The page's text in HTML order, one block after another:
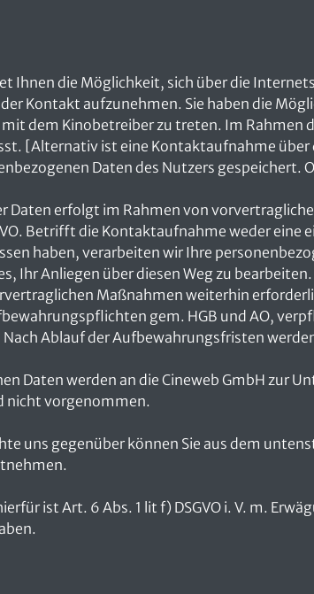
Ihnen die Möglichkeit, sich über die
Kontakt aufzunehmen. Sie haben die
dem Kinobetreiber zu treten. Im
[Alternativ ist eine Kontaktaufnahme über
Daten des Nutzers gespeichert.
Daten erfolgt im Rahmen von
Betrifft die Kontaktaufnahme weder
haben, verarbeiten wir Ihre
Ihr Anliegen über diesen Weg zu
Maßnahmen weiterhin
gem. HGB und AO,
Ablauf der Aufbewahrungsfristen
Daten werden an die Cineweb GmbH
nicht vorgenommen.
uns gegenüber können Sie aus dem
ist Art. 6 Abs. 1 lit f) DSGVO i. V. m.